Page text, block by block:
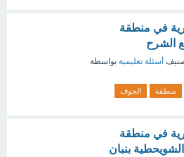
في منطقة
الشرح
أسئلة تعليمية بواسطة
منطقة الجوف
في منطقة
بنبان